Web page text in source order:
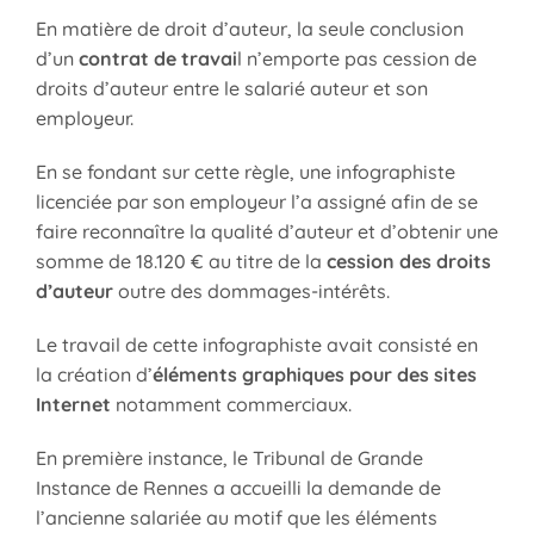
En matière de droit d’auteur, la seule conclusion
d’un contrat de travail n’emporte pas cession de
droits d’auteur entre le salarié auteur et son
employeur.
En se fondant sur cette règle, une infographiste
licenciée par son employeur l’a assigné afin de se
faire reconnaître la qualité d’auteur et d’obtenir une
somme de 18.120 € au titre de la cession des droits
d’auteur outre des dommages-intérêts.
Le travail de cette infographiste avait consisté en
la création d’éléments graphiques pour des sites
Internet notamment commerciaux.
En première instance, le Tribunal de Grande
Instance de Rennes a accueilli la demande de
l’ancienne salariée au motif que les éléments